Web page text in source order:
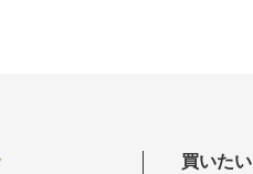
買いたい